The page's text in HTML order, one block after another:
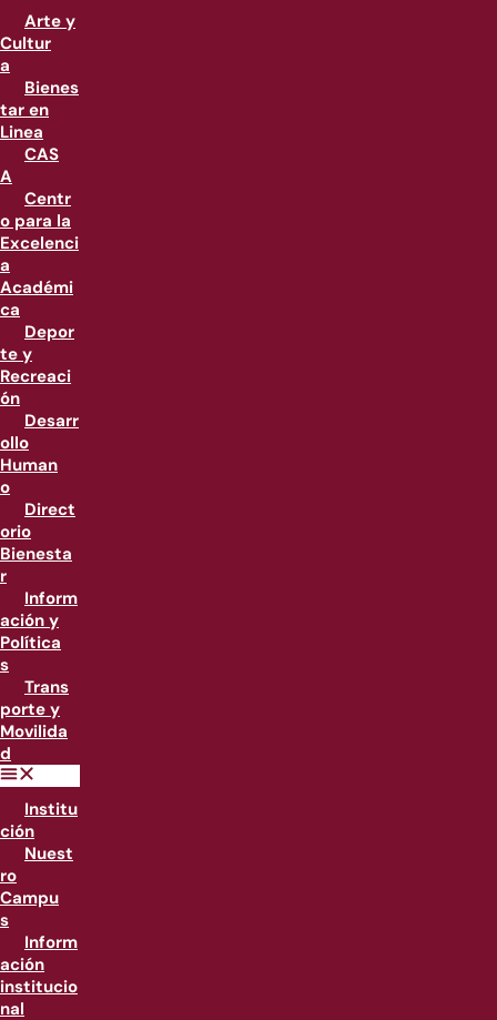
Arte y
Cultur
a
Bienes
tar en
Linea
CAS
A
Centr
o para la
Excelenci
a
Académi
ca
Depor
te y
Recreaci
ón
Desarr
ollo
Human
o
Direct
orio
Bienesta
r
Inform
ación y
Política
s
Trans
porte y
Movilida
d
Institu
ción
Nuest
ro
Campu
s
Inform
ación
institucio
nal